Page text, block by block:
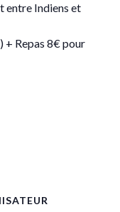
entre Indiens et
+ Repas 8€ pour